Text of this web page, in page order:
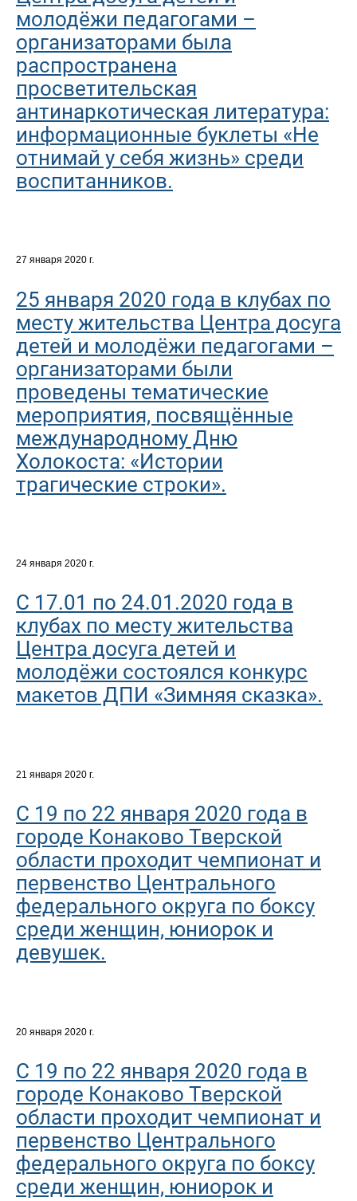
молодёжи педагогами –
организаторами была
распространена
просветительская
антинаркотическая литература:
информационные буклеты «Не
отнимай у себя жизнь» среди
воспитанников.
27 января 2020 г.
25 января 2020 года в клубах по
месту жительства Центра досуга
детей и молодёжи педагогами –
организаторами были
проведены тематические
мероприятия, посвящённые
международному Дню
Холокоста: «Истории
трагические строки».
24 января 2020 г.
С 17.01 по 24.01.2020 года в
клубах по месту жительства
Центра досуга детей и
молодёжи состоялся конкурс
макетов ДПИ «Зимняя сказка».
21 января 2020 г.
С 19 по 22 января 2020 года в
городе Конаково Тверской
области проходит чемпионат и
первенство Центрального
федерального округа по боксу
среди женщин, юниорок и
девушек.
20 января 2020 г.
С 19 по 22 января 2020 года в
городе Конаково Тверской
области проходит чемпионат и
первенство Центрального
федерального округа по боксу
среди женщин, юниорок и